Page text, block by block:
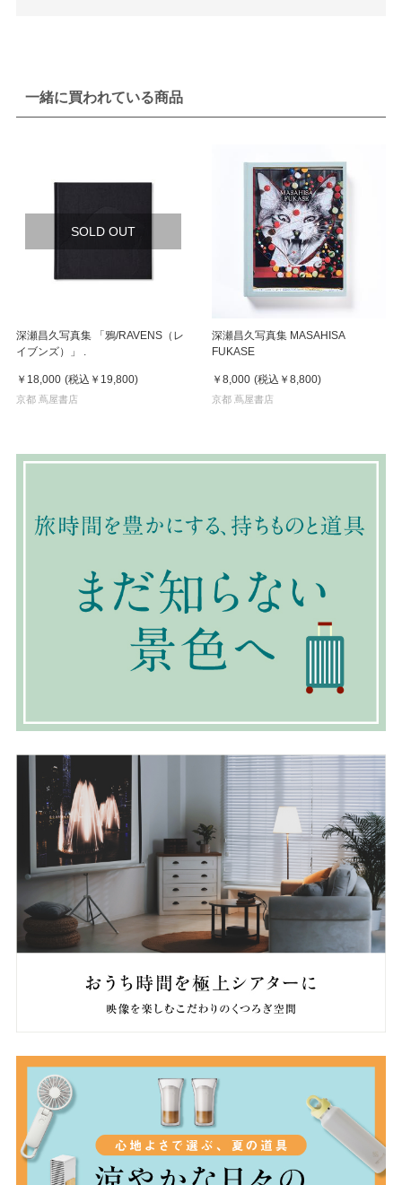
一緒に買われている商品
SOLD OUT
深瀬昌久写真集 「鴉/RAVENS（レ
イブンズ）」 .
￥18,000 (税込 ￥19,800)
京都 蔦屋書店
深瀬昌久写真集 MASAHISA
FUKASE
￥8,000 (税込 ￥8,800)
京都 蔦屋書店